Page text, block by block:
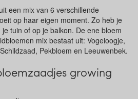
een mix van 6 verschillende
op haar eigen moment. Zo heb je
tuin of op je balkon. De ene bloem
mix bestaat uit: Vogeloogje,
Pekbloem en Leeuwenbek.
growing